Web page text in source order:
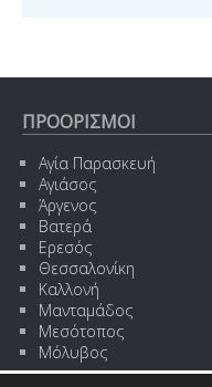
ΠΡΟΟΡΙΣΜΟΙ
Αγία Παρασκευή
Αγιάσος
Άργενος
Βατερά
Ερεσός
Θεσσαλονίκη
Καλλονή
Μανταμάδος
Μεσότοπος
Μόλυβος